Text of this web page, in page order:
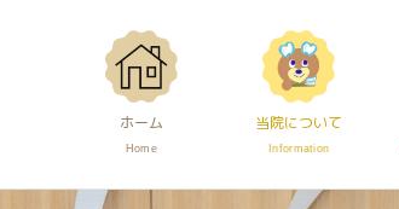
ホーム
Home
当院について
Information